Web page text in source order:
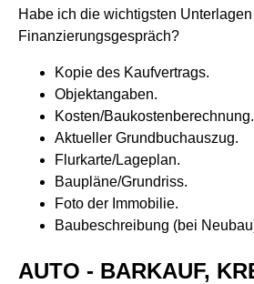
Habe ich die wichtigsten
Finanzierungsgespräch?
Kopie des Kaufvertrags.
Objektangaben.
Kosten/Baukostenberechnung.
Aktueller Grundbuchauszug.
Flurkarte/Lageplan.
Baupläne/Grundriss.
Foto der Immobilie.
Baubeschreibung (bei
AUTO - BARKAUF,